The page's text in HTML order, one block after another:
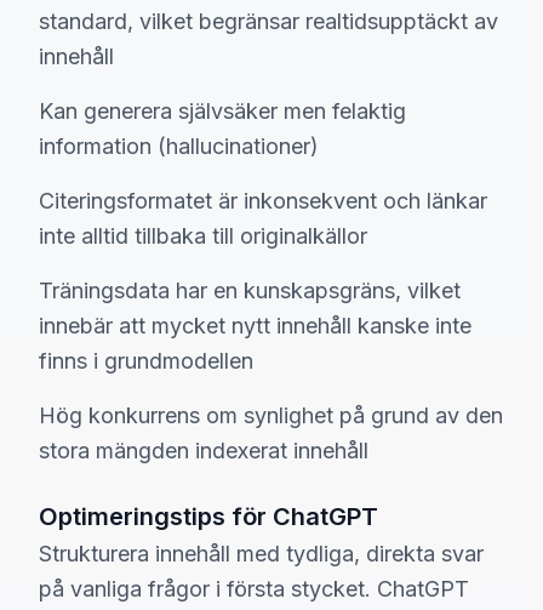
standard, vilket begränsar realtidsupptäckt av
innehåll
Kan generera självsäker men felaktig
information (hallucinationer)
Citeringsformatet är inkonsekvent och länkar
inte alltid tillbaka till originalkällor
Träningsdata har en kunskapsgräns, vilket
innebär att mycket nytt innehåll kanske inte
finns i grundmodellen
Hög konkurrens om synlighet på grund av den
stora mängden indexerat innehåll
Optimeringstips för ChatGPT
Strukturera innehåll med tydliga, direkta svar
på vanliga frågor i första stycket. ChatGPT